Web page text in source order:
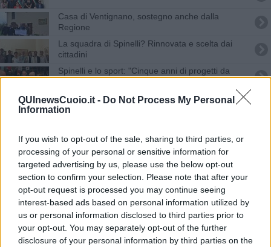
QUInewsCuoio.it - Do Not Process My Personal
Information
If you wish to opt-out of the sale, sharing to third parties, or
processing of your personal or sensitive information for
targeted advertising by us, please use the below opt-out
section to confirm your selection. Please note that after your
opt-out request is processed you may continue seeing
interest-based ads based on personal information utilized by
us or personal information disclosed to third parties prior to
your opt-out. You may separately opt-out of the further
disclosure of your personal information by third parties on the
Casa di Ventignano, sostegno anche dalla
Regione
La squadra di Spinelli? Rinnovata e scelta dai
cittadini
Spinelli e lo sport: "Cinque anni di progetti da
Dieci bimbi Saharawi cittadini onorari
Volontariato in sella alla Vespa
Doccia ghiacciata per il sindaco Spinelli
Cena solidale insieme ai ragazzi della casa di
Ventignano
Folgore, le squadre per la serie C